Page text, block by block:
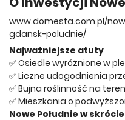
www.domesta.com.pl/
gdansk-poludnie/
Najważniejsze atuty
✅ Osiedle wyróżnione w
✅ Liczne udogodnienia
✅ Bujna roślinność na
✅ Mieszkania o
Nowe Południe w skrócie